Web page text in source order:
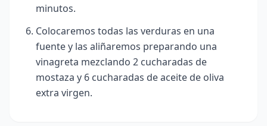
minutos.
Colocaremos todas las verduras en una
fuente y las aliñaremos preparando una
vinagreta mezclando 2 cucharadas de
mostaza y 6 cucharadas de aceite de oliva
extra virgen.